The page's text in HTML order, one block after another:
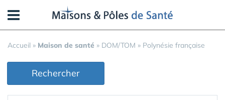
Accueil » Maison de santé » DOM/TOM » Polynésie française
Rechercher
Panneau de gestion des cookies